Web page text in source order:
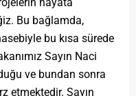
Bu bağlamda,
bu kısa sürede
Sayın Naci
ve bundan sonra
etmektedir. Sayın